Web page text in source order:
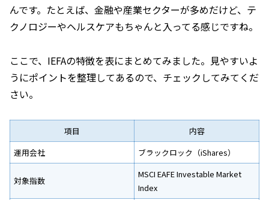
んです。たとえば、金融や産業セクターが多めだけど、テ
クノロジーやヘルスケアもちゃんと入ってる感じですね。
ここで、IEFAの特徴を表にまとめてみました。見やすいよ
うにポイントを整理してあるので、チェックしてみてくだ
さい。
項目
内容
運用会社
ブラックロック（iShares）
対象指数
MSCI EAFE Investable Market
Index